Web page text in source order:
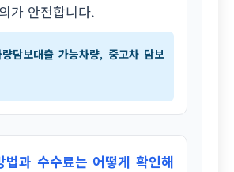
가 안전합니다.
담보대출 가능차량, 중고차 담보
법과 수수료는 어떻게 확인해